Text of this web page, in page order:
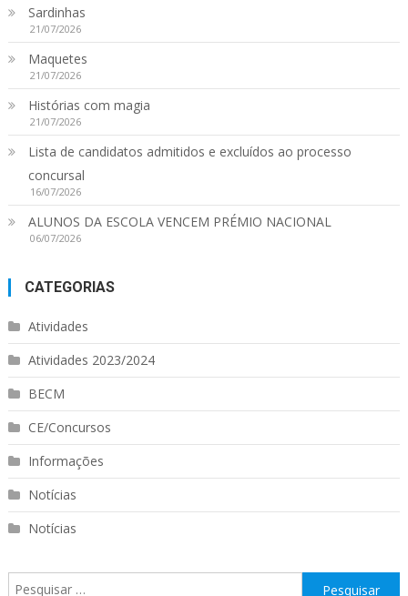
Sardinhas
21/07/2026
Maquetes
21/07/2026
Histórias com magia
21/07/2026
Lista de candidatos admitidos e excluídos ao processo
concursal
16/07/2026
ALUNOS DA ESCOLA VENCEM PRÉMIO NACIONAL
06/07/2026
CATEGORIAS
Atividades
Atividades 2023/2024
BECM
CE/Concursos
Informações
Notícias
Notícias
Pesquisar